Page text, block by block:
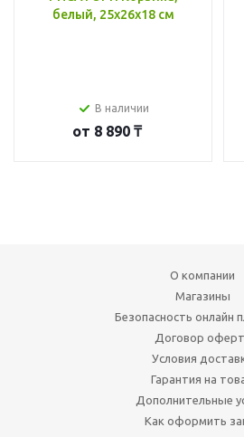
белый, 25x26x18 см
В наличии
от 8 890 ₸
О компании
Магазины
Безопасность онлайн
Договор
Условия
Гарантия на
Дополнительные
Как оформить